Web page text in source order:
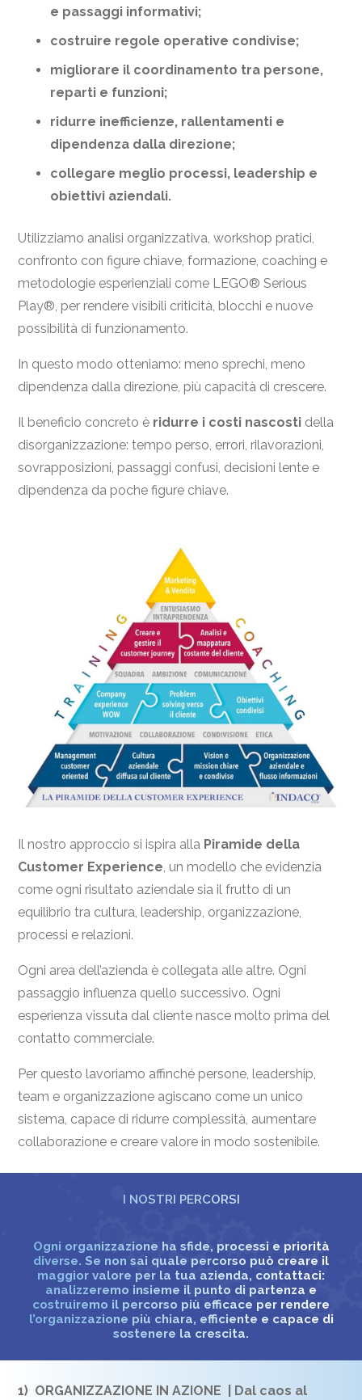
e passaggi informativi;
costruire regole operative condivise;
migliorare il coordinamento tra persone,
reparti e funzioni;
ridurre inefficienze, rallentamenti e
dipendenza dalla direzione;
collegare meglio processi, leadership e
obiettivi aziendali.
Utilizziamo analisi organizzativa, workshop pratici,
confronto con figure chiave, formazione, coaching e
metodologie esperienziali come LEGO® Serious
Play®, per rendere visibili criticità, blocchi e nuove
possibilità di funzionamento.
In questo modo otteniamo: meno sprechi, meno
dipendenza dalla direzione, più capacità di crescere.
Il beneficio concreto è ridurre i costi nascosti della
disorganizzazione: tempo perso, errori, rilavorazioni,
sovrapposizioni, passaggi confusi, decisioni lente e
dipendenza da poche figure chiave.
Il nostro approccio si ispira alla Piramide della
Customer Experience, un modello che evidenzia
come ogni risultato aziendale sia il frutto di un
equilibrio tra cultura, leadership, organizzazione,
processi e relazioni.
Ogni area dell’azienda è collegata alle altre. Ogni
passaggio influenza quello successivo. Ogni
esperienza vissuta dal cliente nasce molto prima del
contatto commerciale.
Per questo lavoriamo affinché persone, leadership,
team e organizzazione agiscano come un unico
sistema, capace di ridurre complessità, aumentare
collaborazione e creare valore in modo sostenibile.
I NOSTRI PERCORSI
Ogni organizzazione ha sfide, processi e priorità
diverse. Se non sai quale percorso può creare il
maggior valore per la tua azienda, contattaci:
analizzeremo insieme il punto di partenza e
costruiremo il percorso più efficace per rendere
l’organizzazione più chiara, efficiente e capace di
sostenere la crescita.
1) ORGANIZZAZIONE IN AZIONE | Dal caos al